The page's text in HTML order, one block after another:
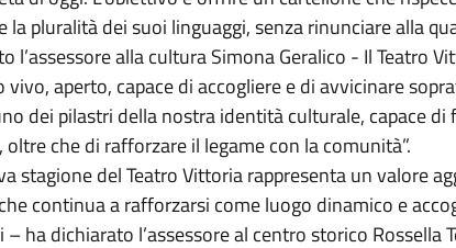
la pluralità dei suoi linguaggi, senza rinunciare alla
l’assessore alla cultura Simona Geralico - Il Teatro
vivo, aperto, capace di accogliere e di avvicinare
dei pilastri della nostra identità culturale, capace di
oltre che di rafforzare il legame con la comunità”.
stagione del Teatro Vittoria rappresenta un valore
continua a rafforzarsi come luogo dinamico e
ha dichiarato l’assessore al centro storico Rossella